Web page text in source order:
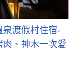
泉渡假村住宿-
、神木一次愛